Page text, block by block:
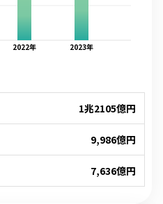
2022年 2023年
1兆2105億円
9,986億円
7,636億円